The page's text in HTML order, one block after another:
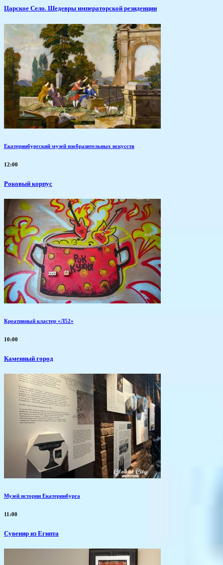
Царское Село. Шедевры императорской резиденции
Екатеринбургский музей изобразительных искусств
12:00
Роковый корпус
Креативный кластер «Л52»
10:00
Каменный город
Музей истории Екатеринбурга
11:00
Сувенир из Египта